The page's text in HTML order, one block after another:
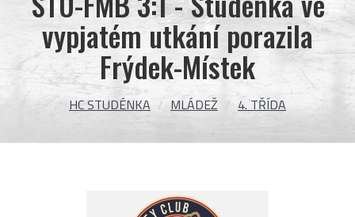
vypjatém utkání porazila
Frýdek-Místek
HC STUDÉNKA MLÁDEŽ 4. TŘÍDA